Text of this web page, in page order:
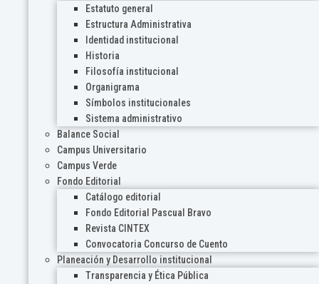
Estatuto general
Estructura Administrativa
Identidad institucional
Historia
Filosofía institucional
Organigrama
Símbolos institucionales
Sistema administrativo
Balance Social
Campus Universitario
Campus Verde
Fondo Editorial
Catálogo editorial
Fondo Editorial Pascual Bravo
Revista CINTEX
Convocatoria Concurso de Cuento
Planeación y Desarrollo institucional
Transparencia y Ética Pública